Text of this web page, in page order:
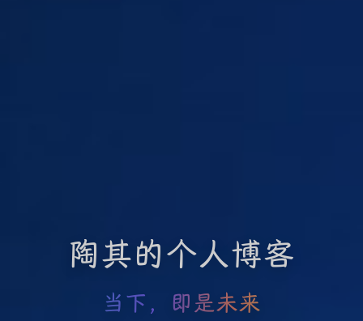
陶其的个人博客
当下，即是未来